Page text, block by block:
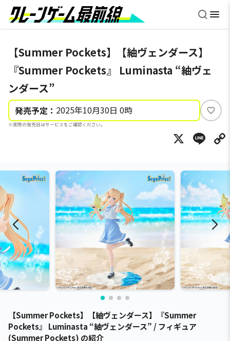
【Summer Pockets】【紬ヴェンダース】
『Summer Pockets』 Luminasta “紬ヴェ
ンダース”
発売予定： 2025年10月30日 0時
※実際の発売日はサービスをご確認ください。
い
ね
X
【Summer Pockets】【紬ヴェンダース】『Summer
Pockets』 Luminasta “紬ヴェンダース” / フィギュア
(Summer Pockets) の紹介